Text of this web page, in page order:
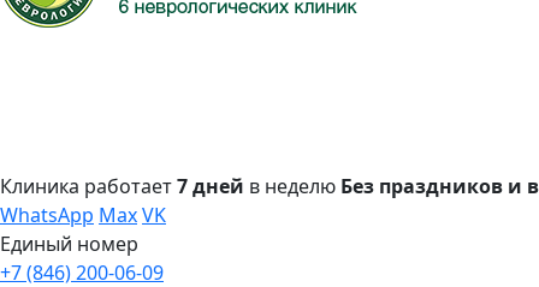
Клиника работает7 дней в неделю Без праздников и
WhatsApp MaxVK
Единый номер
+7 (846) 200-06-09